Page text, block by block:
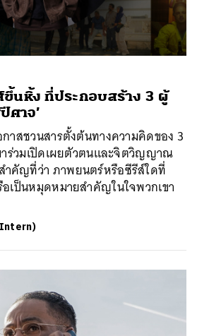
นหิ้ง ที่ประกอบสร้าง 3 ผู้
ศาจ’
าสชวนสารตั้งต้นทางความคิดของ 3
าร่วมเปิดเผยตัวตนและจิตวิญญาณ
ำคัญที่ว่า ภาพยนตร์หรือซีรีส์ใดที่
เป็นหมุดหมายสำคัญในใจพวกเขา